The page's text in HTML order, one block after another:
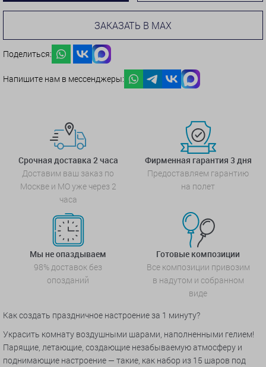
ЗАКАЗАТЬ В MAX
Поделиться:
Напишите нам в мессенджеры:
Срочная доставка 2 часа
Доставим ваш заказ по
Москве и МО уже через 2
часа
Фирменная гарантия 3 дня
Предоставляем гарантию
на полет
Мы не опаздываем
98% доставок без
опозданий
Готовые композиции
Все композиции привозим
в надутом и собранном
виде
Как создать праздничное настроение за 1 минуту?
Украсить комнату воздушными шарами, наполненными гелием!
Парящие, летающие, создающие незабываемую атмосферу и
поднимающие настроение — такие, как набор из 15 шаров под